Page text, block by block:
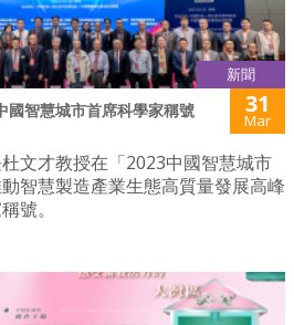
新聞
國智慧城市首席科學家稱號 31
Mar
文才教授在「2023中國智慧城市
智慧製造產業生態高質量發展高峰
號。